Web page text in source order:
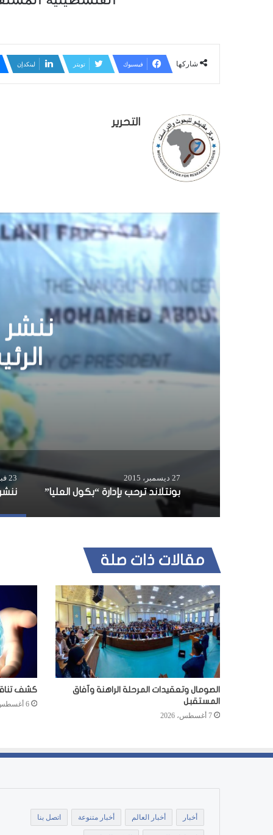
شاركها فيسبوك تويتر لينكدإن
التحرير
27 ديسمبر، 2015
بونتلاند ترحب بإدارة “بكول العليا”
23 فبراير، 2017
مقالات ذات صلة
الصومال وتعقيدات المرحلة الراهنة وآفاق
المستقبل
7 أغسطس، 2026
كشف
6 أغسطس، 2026
أخبار أخبار العالم أخبار متنوعة اتصل بنا